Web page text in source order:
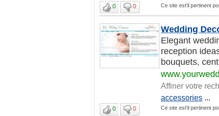
0 0 Ce site est'il pertinent
Wedding
Elegant
reception
bouquets,
Affiner votre
accessories ...
0 0 Ce site est'il pertinent